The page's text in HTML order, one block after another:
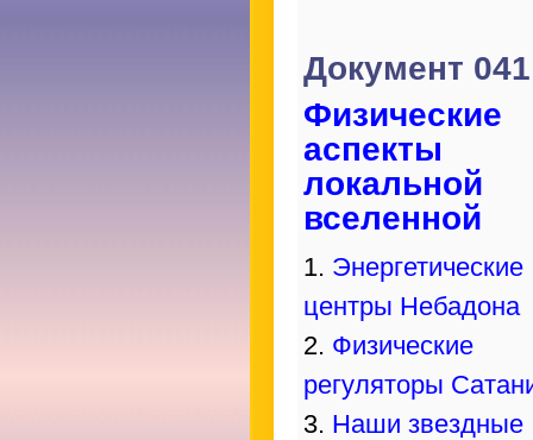
Документ
Физические
аспекты
локальной
вселенной
1. Энергетические
центры Небадона
2. Физические
регуляторы
3. Наши звездные